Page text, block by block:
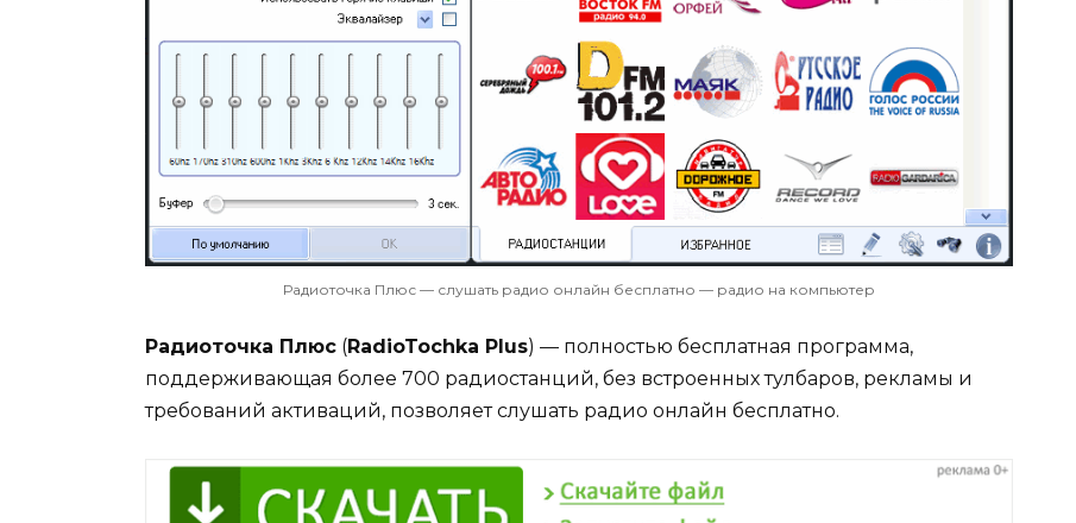
Радиоточка Плюс — слушать радио онлайн бесплатно — радио на компьютер
Радиоточка Плюс (RadioTochka Plus) — полностью бесплатная программа,
поддерживающая более 700 радиостанций, без встроенных тулбаров, рекламы и
требований активаций, позволяет слушать радио онлайн бесплатно.